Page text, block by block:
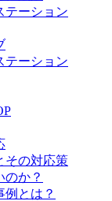
テーション
テーション
その対応策
のか？
とは？